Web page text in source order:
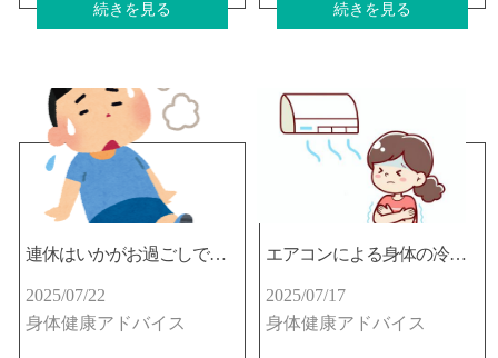
続きを見る 続きを見る
連休はいかがお過ごしでしたか？
2025/07/22
身体健康アドバイス
エアコンによる身体の冷えに心当たりありませんか？
2025/07/17
身体健康アドバイス